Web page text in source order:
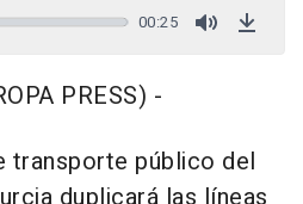
00:25
PRESS) -
transporte público del